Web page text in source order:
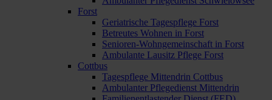
Forst
Geriatrische Tagespflege Forst
Betreutes Wohnen in Forst
Senioren-Wohngemeinschaft in Forst
Ambulante Lausitz Pflege Forst
Cottbus
Tagespflege Mittendrin Cottbus
Ambulanter Pflegedienst Mittendrin